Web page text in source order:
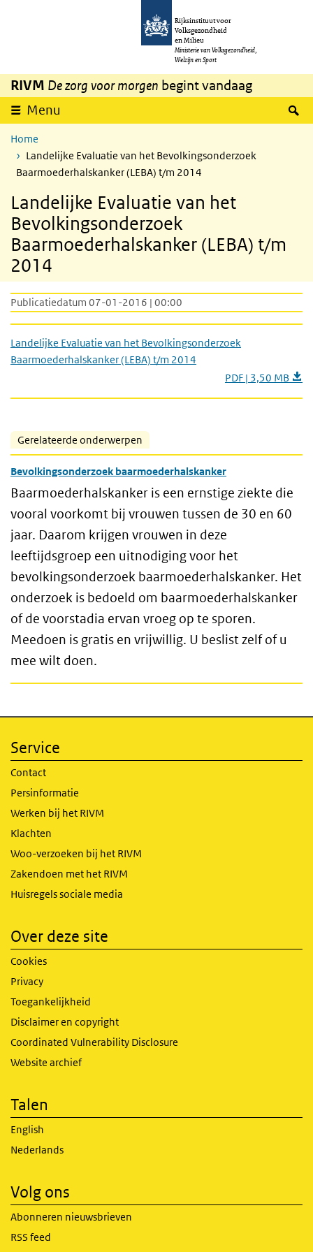
Overslaan en naar de inhoud gaan
Rijksinstituut voor
Volksgezondheid
en Milieu
Ministerie van Volksgezondheid,
Welzijn en Sport
RIVM De zorg voor morgen begint vandaag
Menu
Home
Landelijke Evaluatie van het Bevolkingsonderzoek
Baarmoederhalskanker (LEBA) t/m 2014
Landelijke Evaluatie van het
Bevolkingsonderzoek
Baarmoederhalskanker (LEBA) t/m
2014
Publicatiedatum 07-01-2016 | 00:00
Landelijke Evaluatie van het Bevolkingsonderzoek
Baarmoederhalskanker (LEBA) t/m 2014
PDF | 3,50 MB
Gerelateerde onderwerpen
Bevolkingsonderzoek baarmoederhalskanker
Baarmoederhalskanker is een ernstige ziekte die
vooral voorkomt bij vrouwen tussen de 30 en 60
jaar. Daarom krijgen vrouwen in deze
leeftijdsgroep een uitnodiging voor het
bevolkingsonderzoek baarmoederhalskanker. Het
onderzoek is bedoeld om baarmoederhalskanker
of de voorstadia ervan vroeg op te sporen.
Meedoen is gratis en vrijwillig. U beslist zelf of u
mee wilt doen.
Service
Contact
Persinformatie
Werken bij het RIVM
Klachten
Woo-verzoeken bij het RIVM
Zakendoen met het RIVM
Huisregels sociale media
Over deze site
Cookies
Privacy
Toegankelijkheid
Disclaimer en copyright
Coordinated Vulnerability Disclosure
Website archief
Talen
English
Nederlands
Volg ons
Abonneren nieuwsbrieven
RSS feed